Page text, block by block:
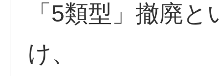
「5類型」撤廃
け、